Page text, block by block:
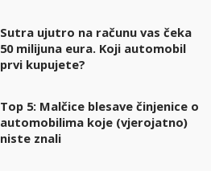
Sutra ujutro na računu vas čeka
50 milijuna eura. Koji automobil
prvi kupujete?
Top 5: Malčice blesave činjenice o
automobilima koje (vjerojatno)
niste znali